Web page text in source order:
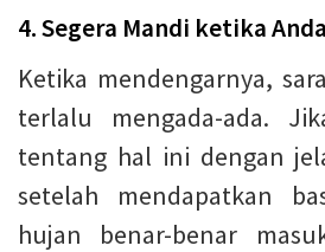
4. Segera Mandi ketika
Ketika mendengarnya,
terlalu mengada-ada.
tentang hal ini dengan
setelah mendapatkan
hujan benar-benar